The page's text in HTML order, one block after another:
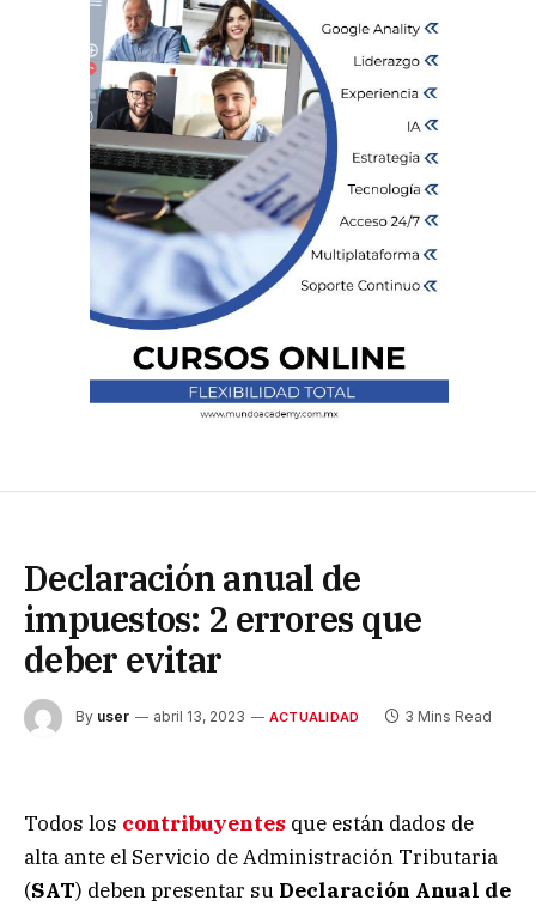
Declaración anual de
impuestos: 2 errores que
deber evitar
By user abril 13, 2023 ACTUALIDAD 3 Mins Read
Todos los contribuyentes que están dados de
alta ante el Servicio de Administración Tributaria
(SAT) deben presentar su Declaración Anual de